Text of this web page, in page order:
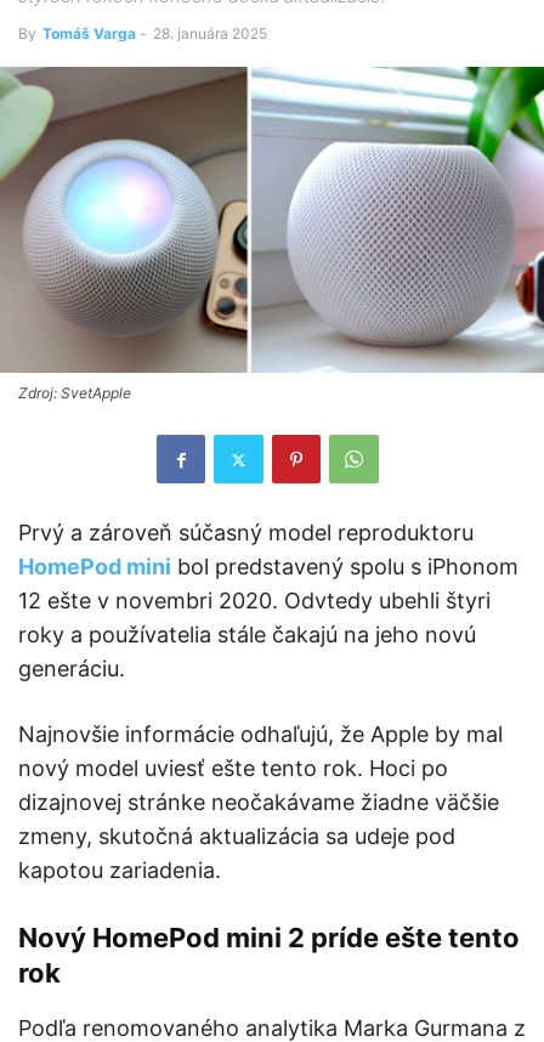
By Tomáš Varga - 28. januára 2025
Zdroj: SvetApple
Prvý a zároveň súčasný model reproduktoru
HomePod mini bol predstavený spolu s iPhonom
12 ešte v novembri 2020. Odvtedy ubehli štyri
roky a používatelia stále čakajú na jeho novú
generáciu.
Najnovšie informácie odhaľujú, že Apple by mal
nový model uviesť ešte tento rok. Hoci po
dizajnovej stránke neočakávame žiadne väčšie
zmeny, skutočná aktualizácia sa udeje pod
kapotou zariadenia.
Nový HomePod mini 2 príde ešte tento
rok
Podľa renomovaného analytika Marka Gurmana z